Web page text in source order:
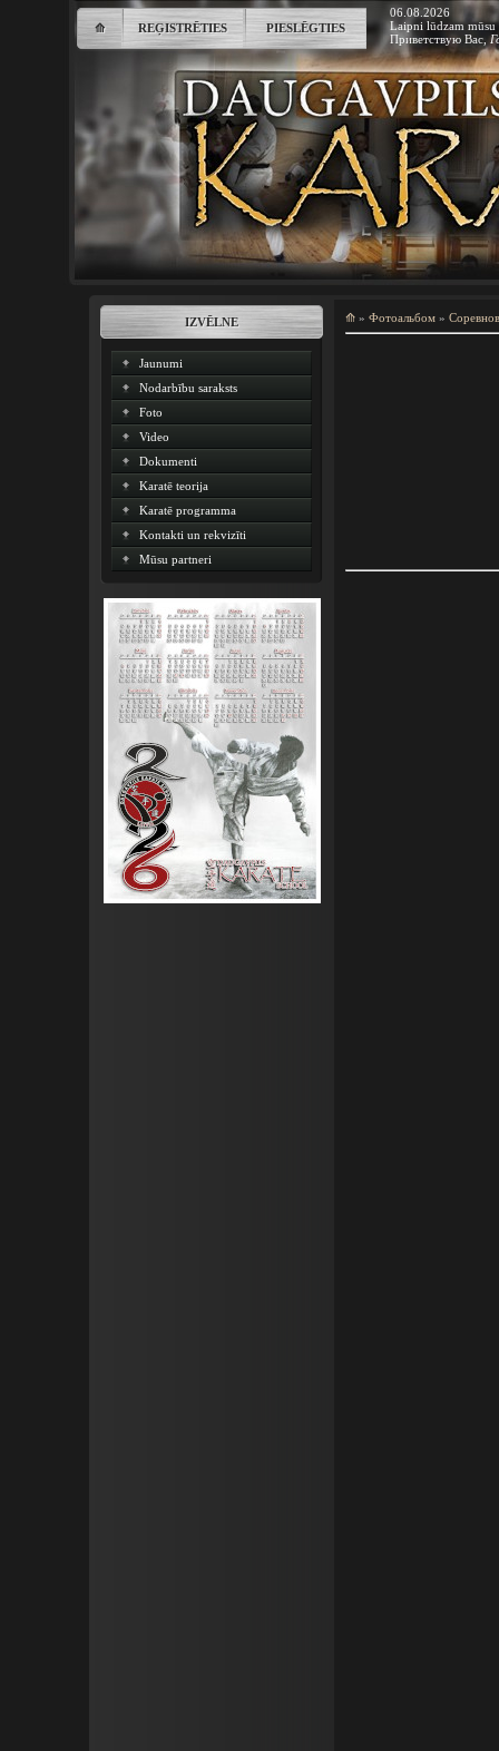
⟰ REĢISTRĒTIES PIESLĒGTIES
06.08.2026
Laipni lūdzam mūsu
Приветствую Вас ,
IZVĒLNE
Jaunumi
Nodarbību saraksts
Foto
Video
Dokumenti
Karatē teorija
Karatē programma
Kontakti un rekvizīti
Mūsu partneri
⟰ » Фотоальбом »